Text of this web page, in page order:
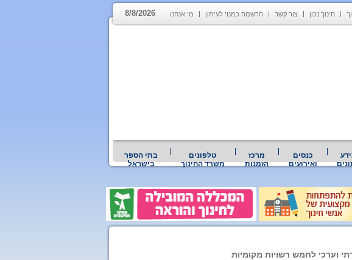
חינוך נכון צור קשר הרשמה כמנוי לעיתון מי אנחנו 8/8/2026
כנסים
ואירועים
מרכז
הזמנות
טלפונים
משרד החינוך
בתי הספר
בישראל
וערכי לחמש רשויות מקומיות